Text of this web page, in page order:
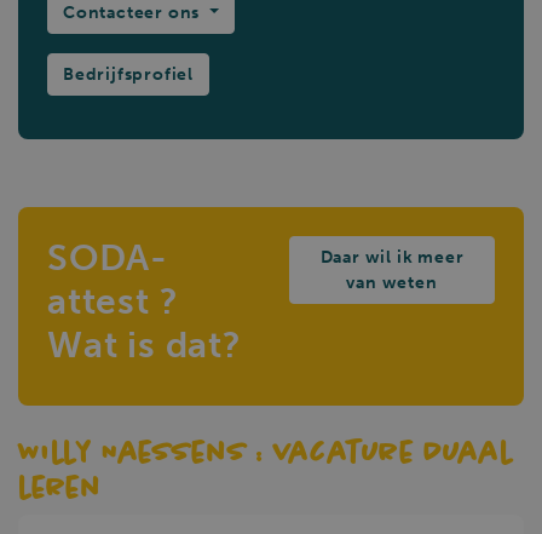
Contacteer ons
Bedrijfsprofiel
SODA-
attest ?
Wat is dat?
Daar wil ik meer
van weten
Willy Naessens : vacature Duaal
leren